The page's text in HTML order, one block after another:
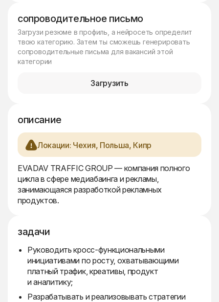
сопроводительное письмо
Загрузи резюме в профиль, а нейросеть определит
твою категорию. Затем ты сможешь генерировать
сопроводительные письма для вакансий этой
категории
Загрузить
описание
Локации: Чехия, Польша, Кипр
EVADAV TRAFFIC GROUP — компания полного
цикла в сфере медиабаинга и рекламы,
занимающаяся разработкой рекламных
продуктов.
задачи
Руководить кросс-функциональными
инициативами по росту, охватывающими
платный трафик, креативы, продукт
и аналитику;
Разрабатывать и реализовывать стратегии